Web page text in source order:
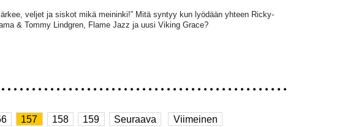
veljet ja siskot mikä meininki!” Mitä syntyy kun lyödään yhteen Ricky-
& Tommy Lindgren, Flame Jazz ja uusi Viking Grace?
157 158 159 Seuraava Viimeinen